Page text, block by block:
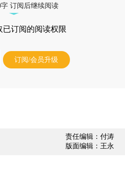
订阅后继续阅读
已订阅的阅读权限
订阅/会员升级
责任编辑：付涛
版面编辑：王永